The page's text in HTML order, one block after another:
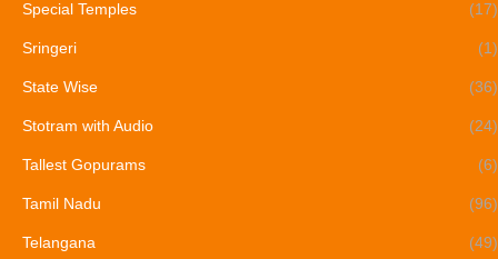
Special Temples (17)
Sringeri (1)
State Wise (36)
Stotram with Audio (24)
Tallest Gopurams (6)
Tamil Nadu (96)
Telangana (49)